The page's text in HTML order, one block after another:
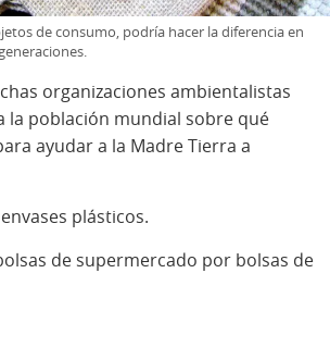
de consumo, podría hacer la diferencia en
organizaciones ambientalistas
la población mundial sobre qué
ayudar a la Madre Tierra a
plásticos.
de supermercado por bolsas de